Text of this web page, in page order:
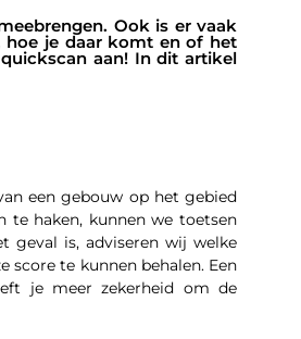
Ook is er vaak
hoe je daar komt en of het
aan! In dit artikel
een gebouw op het gebied
te haken, kunnen we toetsen
geval is, adviseren wij welke
te kunnen behalen. Een
je meer zekerheid om de